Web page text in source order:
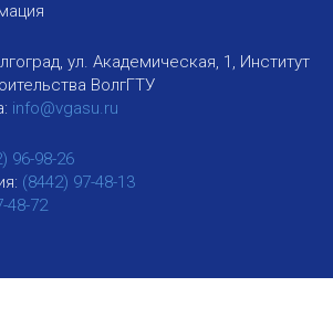
ул. Академическая, 1, Институт
ВолгГТУ
info@vgasu.ru
96-98-26
(8442) 97-48-13
48-72